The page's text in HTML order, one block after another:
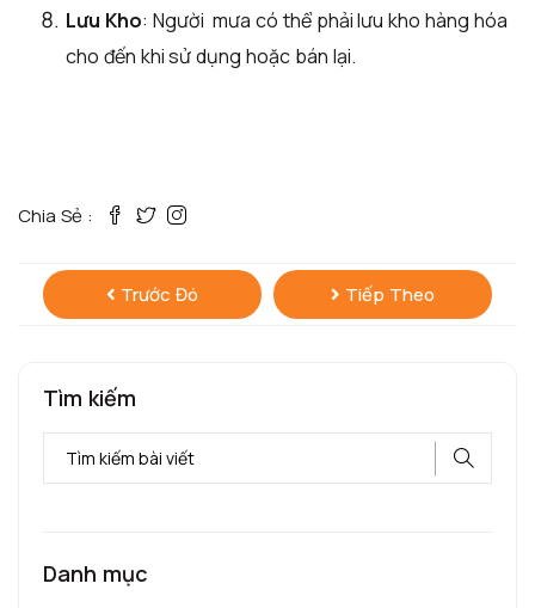
Lưu Kho: Người mưa có thể phải lưu kho hàng hóa
cho đến khi sử dụng hoặc bán lại.
Chia Sẻ :
Trước Đó Tiếp Theo
Tìm kiếm
Danh mục